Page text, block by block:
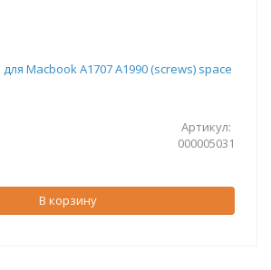
Macbook A1707 A1990 (screws) space
Артикул:
000005031
В корзину